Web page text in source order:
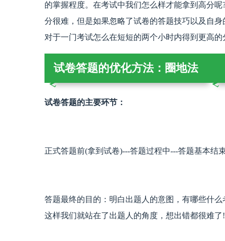
的掌握程度。在考试中我们怎么样才能拿到高分
分很难，但是如果忽略了试卷的答题技巧以及自
对于一门考试怎么在短短的两个小时内得到更高
试卷答题的优化方法：圈地法
试卷答题的主要环节：
正式答题前(拿到试卷)---答题过程中---答题基本结
答题最终的目的：明白出题人的意图，有哪些什
这样我们就站在了出题人的角度，想出错都很难了!